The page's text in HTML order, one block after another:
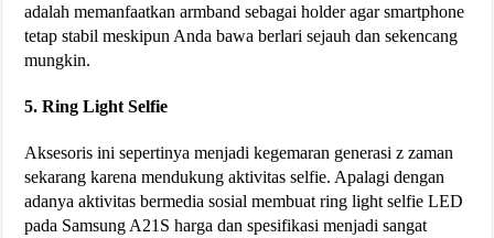
adalah memanfaatkan armband sebagai holder agar smartphone
tetap stabil meskipun Anda bawa berlari sejauh dan sekencang
mungkin.
5. Ring Light Selfie
Aksesoris ini sepertinya menjadi kegemaran generasi z zaman
sekarang karena mendukung aktivitas selfie. Apalagi dengan
adanya aktivitas bermedia sosial membuat ring light selfie LED
pada Samsung A21S harga dan spesifikasi menjadi sangat